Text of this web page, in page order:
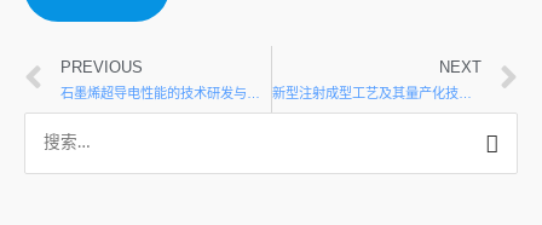
PREVIOUS NEXT
新型注射成型工艺及其量产化技术的开发